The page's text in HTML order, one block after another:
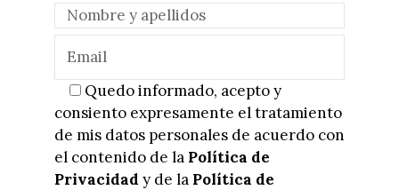
Quedo informado, acepto y
consiento expresamente el tratamiento
de mis datos personales de acuerdo con
el contenido de la Política de
Privacidad y de la Política de